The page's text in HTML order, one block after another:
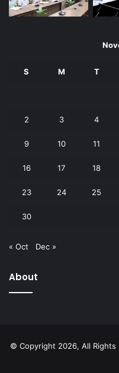
S M T
2 3 4
9 10 11
16 17 18
23 24 25
30
« Oct Dec »
About
© Copyright 2026, All